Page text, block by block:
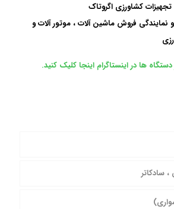
تجهیزات کشاورزی اگروتاک
و نمایندگی فروش ماشین آلات ، موتور آلات و
ها در اینستاگرام اینجا کلیک کنید.
سادکاتر